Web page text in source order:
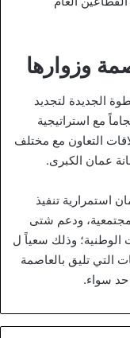
وزوارها
الجديدة لتجديد
مع استراتيجية
التعاون مع مختلف
عمان الكبرى.
استمرارية تنفيذ
ودعم شتى
الوطنية؛ وذلك سعياً ل
التي تليق بالعاصمة
سواء.